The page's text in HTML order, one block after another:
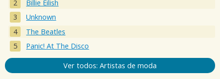
Billie Eilish
Unknown
The Beatles
Panic! At The Disco
Ver todos: Artistas de moda